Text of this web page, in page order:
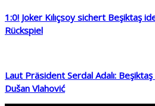
1:0! Joker Kılıçsoy sichert Beşiktaş
Rückspiel
Laut Präsident Serdal Adalı:
Dušan Vlahović